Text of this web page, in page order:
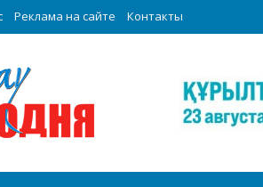
Реклама на сайте Контакты